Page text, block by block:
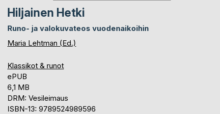
Hiljainen Hetki
Runo- ja valokuvateos vuodenaikoihin
Maria Lehtman (Ed.)
Klassikot & runot
ePUB
6,1 MB
DRM: Vesileimaus
ISBN-13: 9789524989596